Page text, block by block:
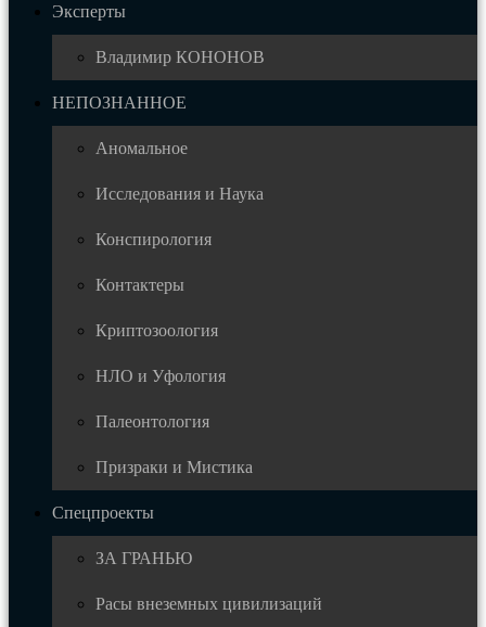
Эксперты
Владимир КОНОНОВ
НЕПОЗНАННОЕ
Аномальное
Исследования и Наука
Конспирология
Контактеры
Криптозоология
НЛО и Уфология
Палеонтология
Призраки и Мистика
Спецпроекты
ЗА ГРАНЬЮ
Расы внеземных цивилизаций